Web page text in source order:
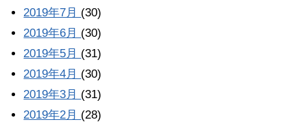
2019年7月 (30)
2019年6月 (30)
2019年5月 (31)
2019年4月 (30)
2019年3月 (31)
2019年2月 (28)